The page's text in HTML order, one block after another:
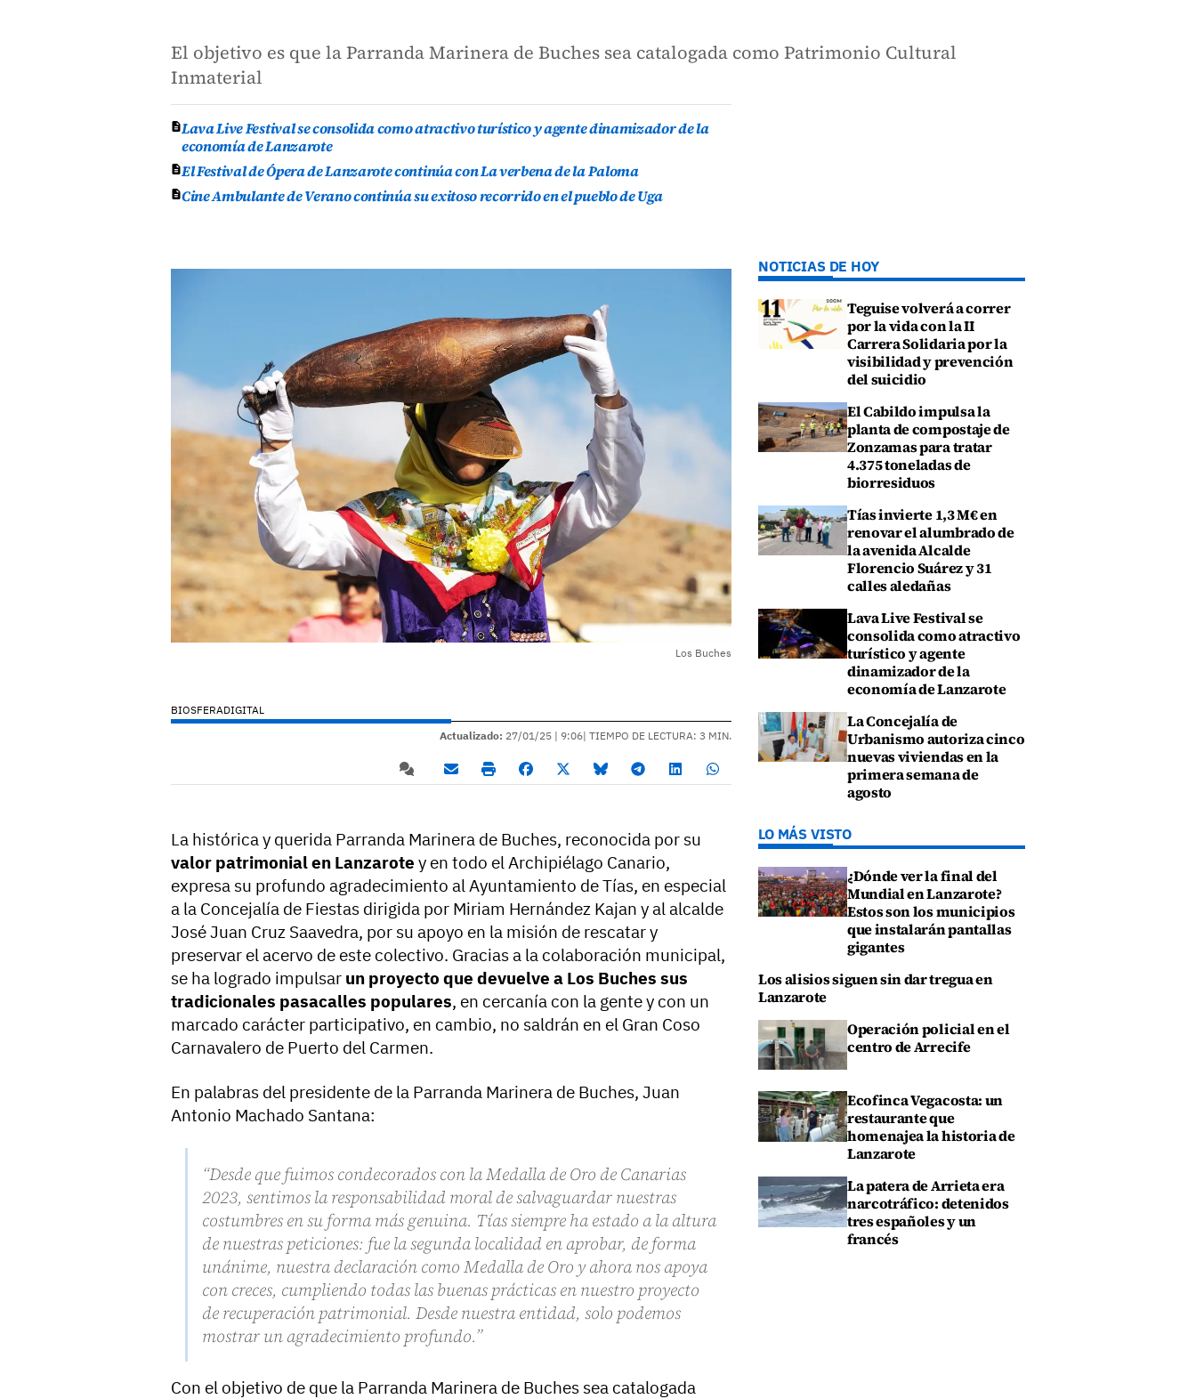
El objetivo es que la Parranda Marinera de Buches sea catalogada como Patrimonio Cultural
Inmaterial
Lava Live Festival se consolida como atractivo turístico y agente dinamizador de la
economía de Lanzarote
El Festival de Ópera de Lanzarote continúa con La verbena de la Paloma
Cine Ambulante de Verano continúa su exitoso recorrido en el pueblo de Uga
Los Buches
BIOSFERADIGITAL
Actualizado: 27/01/25 | 9:06| TIEMPO DE LECTURA: 3 MIN.
La histórica y querida Parranda Marinera de Buches, reconocida por su
valor patrimonial en Lanzarote y en todo el Archipiélago Canario,
expresa su profundo agradecimiento al Ayuntamiento de Tías, en especial
a la Concejalía de Fiestas dirigida por Miriam Hernández Kajan y al alcalde
José Juan Cruz Saavedra, por su apoyo en la misión de rescatar y
preservar el acervo de este colectivo. Gracias a la colaboración municipal,
se ha logrado impulsar un proyecto que devuelve a Los Buches sus
tradicionales pasacalles populares, en cercanía con la gente y con un
marcado carácter participativo, en cambio, no saldrán en el Gran Coso
Carnavalero de Puerto del Carmen.
En palabras del presidente de la Parranda Marinera de Buches, Juan
Antonio Machado Santana:
“Desde que fuimos condecorados con la Medalla de Oro de Canarias
2023, sentimos la responsabilidad moral de salvaguardar nuestras
costumbres en su forma más genuina. Tías siempre ha estado a la altura
de nuestras peticiones: fue la segunda localidad en aprobar, de forma
unánime, nuestra declaración como Medalla de Oro y ahora nos apoya
con creces, cumpliendo todas las buenas prácticas en nuestro proyecto
de recuperación patrimonial. Desde nuestra entidad, solo podemos
mostrar un agradecimiento profundo.”
Con el objetivo de que la Parranda Marinera de Buches sea catalogada
NOTICIAS DE HOY
Teguise volverá a correr
por la vida con la II
Carrera Solidaria por la
visibilidad y prevención
del suicidio
El Cabildo impulsa la
planta de compostaje de
Zonzamas para tratar
4.375 toneladas de
biorresiduos
Tías invierte 1,3 M€ en
renovar el alumbrado de
la avenida Alcalde
Florencio Suárez y 31
calles aledañas
Lava Live Festival se
consolida como atractivo
turístico y agente
dinamizador de la
economía de Lanzarote
La Concejalía de
Urbanismo autoriza cinco
nuevas viviendas en la
primera semana de
agosto
LO MÁS VISTO
¿Dónde ver la final del
Mundial en Lanzarote?
Estos son los municipios
que instalarán pantallas
gigantes
Los alisios siguen sin dar tregua en
Lanzarote
Operación policial en el
centro de Arrecife
Ecofinca Vegacosta: un
restaurante que
homenajea la historia de
Lanzarote
La patera de Arrieta era
narcotráfico: detenidos
tres españoles y un
francés